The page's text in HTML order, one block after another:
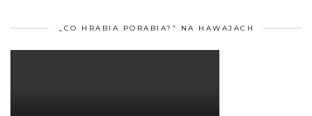
„CO HRABIA PORABIA?” NA HAWAJACH